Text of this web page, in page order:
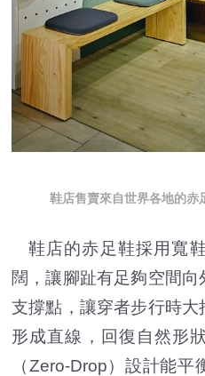
鞋店售賣來自世界各地的赤
鞋店的赤足鞋採用寬
闊，讓腳趾有足夠空間
支撐點，讓穿者步行時大
形成直線，回復自然形
（Zero-Drop）設計能